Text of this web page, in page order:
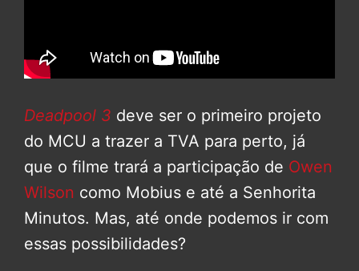
Deadpool 3 deve ser o primeiro projeto
do MCU a trazer a TVA para perto, já
que o filme trará a participação de Owen
Wilson como Mobius e até a Senhorita
Minutos. Mas, até onde podemos ir com
essas possibilidades?